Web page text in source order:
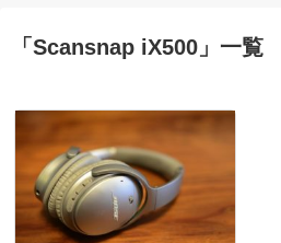
「 Scansnap iX500 」 一覧